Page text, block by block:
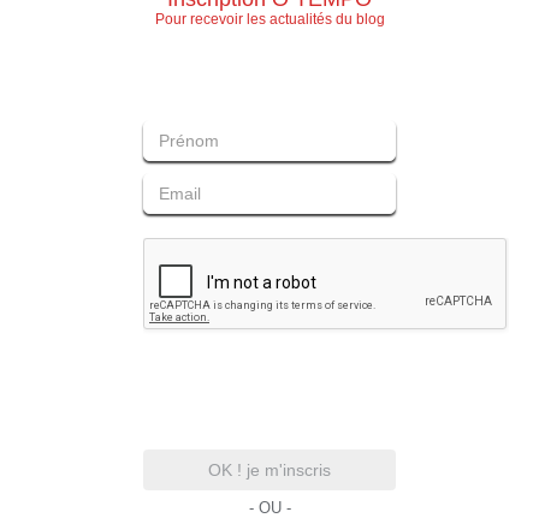
Pour recevoir les actualités du blog
OK ! je m'inscris
- OU -